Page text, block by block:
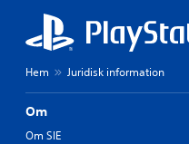
Hem Juridisk information
Om
Om SIE